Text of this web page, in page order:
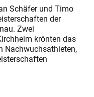
Schäfer und Timo
der
Zwei
krönten das
Nachwuchsathleten,